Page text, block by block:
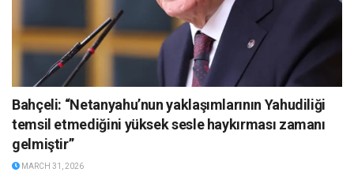
Bahçeli: “Netanyahu’nun yaklaşımlarının Yahudiliği
temsil etmediğini yüksek sesle haykırması zamanı
gelmiştir”
MARCH 31, 2026